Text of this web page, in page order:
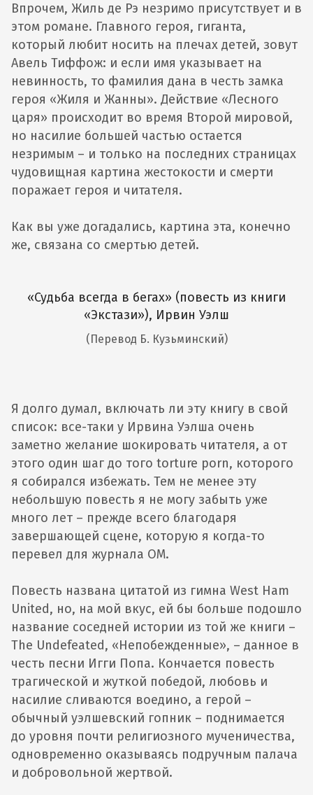
Впрочем, Жиль де Рэ незримо присутствует и в
этом романе. Главного героя, гиганта,
который любит носить на плечах детей, зовут
Авель Тиффож: и если имя указывает на
невинность, то фамилия дана в честь замка
героя «Жиля и Жанны». Действие «Лесного
царя» происходит во время Второй мировой,
но насилие большей частью остается
незримым – и только на последних страницах
чудовищная картина жестокости и смерти
поражает героя и читателя.
Как вы уже догадались, картина эта, конечно
же, связана со смертью детей.
«Судьба всегда в бегах» (повесть из книги
«Экстази»), Ирвин Уэлш
(Перевод Б. Кузьминский)
Я долго думал, включать ли эту книгу в свой
список: все-таки у Ирвина Уэлша очень
заметно желание шокировать читателя, а от
этого один шаг до того torture porn, которого
я собирался избежать. Тем не менее эту
небольшую повесть я не могу забыть уже
много лет – прежде всего благодаря
завершающей сцене, которую я когда-то
перевел для журнала ОМ.
Повесть названа цитатой из гимна West Ham
United, но, на мой вкус, ей бы больше подошло
название соседней истории из той же книги –
The Undefeated, «Непобежденные», – данное в
честь песни Игги Попа. Кончается повесть
трагической и жуткой победой, любовь и
насилие сливаются воедино, а герой –
обычный уэлшевский гопник – поднимается
до уровня почти религиозного мученичества,
одновременно оказываясь подручным палача
и добровольной жертвой.